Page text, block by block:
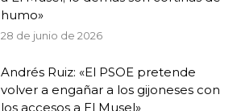
humo»
28 de junio de 2026
Andrés Ruiz: «El PSOE pretende
volver a engañar a los gijoneses con
los accesos a El Musel»